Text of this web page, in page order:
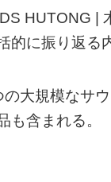
HUTONG |
に振り返る
大規模なサ
含まれる。